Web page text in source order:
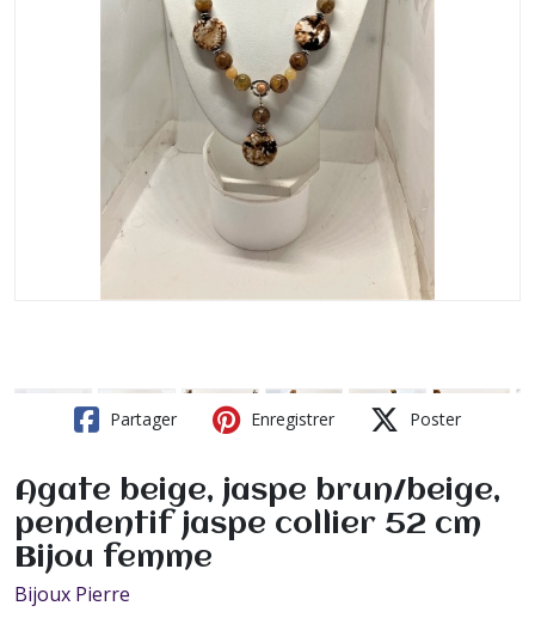
Partager Enregistrer Poster
Agate beige, jaspe brun/beige,
pendentif jaspe collier 52 cm
Bijou femme
Bijoux Pierre